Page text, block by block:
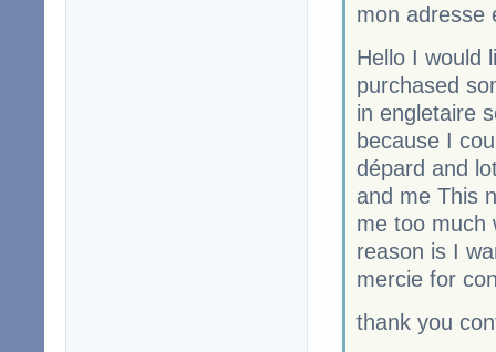
mon adresse
Hello I would
purchased
in engletaire
because I
dépard and
and me This
me too much
reason is I
mercie for
thank you